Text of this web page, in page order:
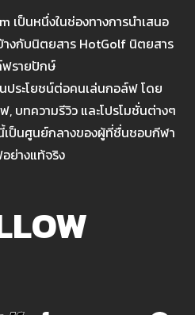
เป็นหนึ่งในช่องทางการนำเสนอ
างกับนิตยสาร HotGolf นิตยสาร
รายปักษ์
ประโยชน์ต่อคนเล่นกอล์ฟ โดย
บทความรีวิว และโปรโมชั่นต่างๆ
เป็นศูนย์กลางของผู้ที่ชื่นชอบกีฬา
ย่างแท้จริง